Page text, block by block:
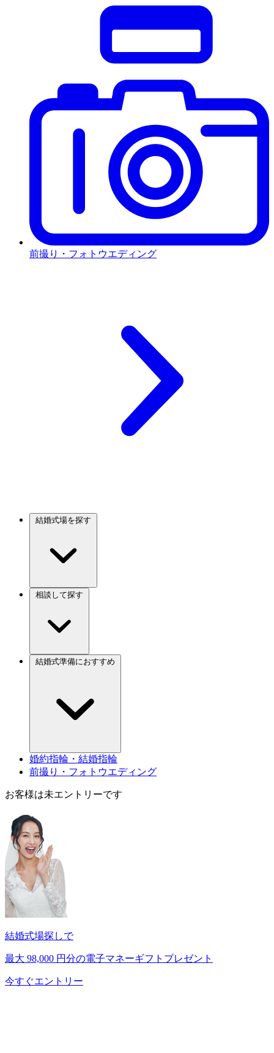
前撮り・フォトウエディング
婚約指輪・結婚指輪
前撮り・フォトウエディング
お客様は未エントリーです
結婚式場探しで
最大 98,000 円分の電子マネーギフトプレゼント
今すぐエントリー